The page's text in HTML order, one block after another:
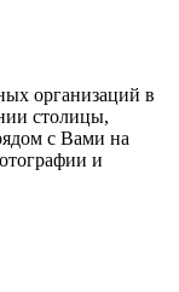
организаций в
столицы,
с Вами на
и